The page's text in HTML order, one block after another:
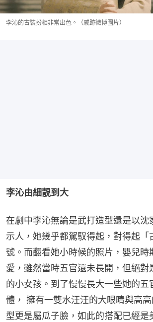
李沁的古裝扮相非常出色。（戚跡微博圖片）
李沁由細靚到大
在劇中李沁無論是武打造型還是以沈
示人，她幾乎都駕馭得起，對得起「
號。而翻看她小時候的照片，嬰兒時
愛，雖然當時五官還未長開，但絕對
的小女孩。到了慢慢長大一些她的五
體， 擁有一雙水汪汪的大眼睛與高
型更是屬瓜子臉，如此的搭配已經是